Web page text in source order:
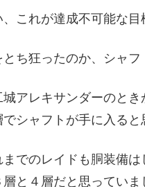
、これが達成不可能な目
とち狂ったのか、シャフ
城アレキサンダーのと
でシャフトが手に入ると
までのレイドも胴装備
層と４層だと思っていま